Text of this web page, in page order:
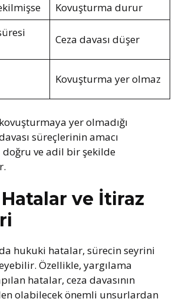
Kovuşturma durur
Ceza davası düşer
Kovuşturma yer olmaz
yer olmadığı
süreçlerinin amacı
ve adil bir şekilde
ve İtiraz
hukuki hatalar, sürecin seyrini
Özellikle, yargılama
hatalar, ceza davasının
olabilecek önemli unsurlardan